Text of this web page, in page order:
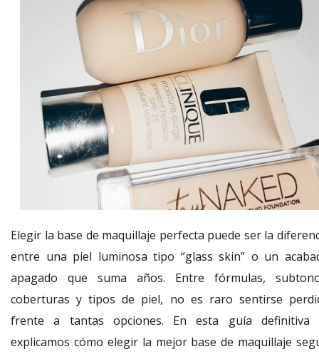
Elegir la base de maquillaje perfecta puede ser la
entre una piel luminosa tipo “glass skin” o un
apagado que suma años. Entre fórmulas,
coberturas y tipos de piel, no es raro sentirse
frente a tantas opciones. En esta guía definitiva
explicamos cómo elegir la mejor base de maquillaje